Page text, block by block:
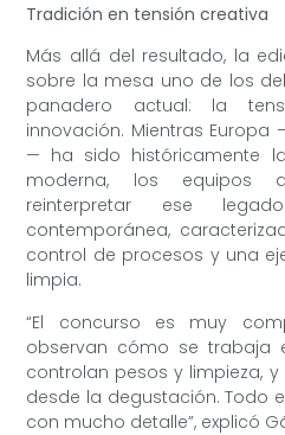
Tradición en tensión creativa
Más allá del resultado, la
sobre la mesa uno de los
panadero actual: la
innovación. Mientras Europa
— ha sido históricamente
moderna, los equipos
reinterpretar ese
contemporánea,
control de procesos y una
limpia.
“El concurso es muy
observan cómo se trabaja
controlan pesos y limpieza,
desde la degustación. Todo
con mucho detalle”, explicó